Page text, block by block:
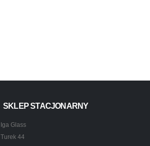
SKLEP STACJONARNY
Iga Glass
Turek 44